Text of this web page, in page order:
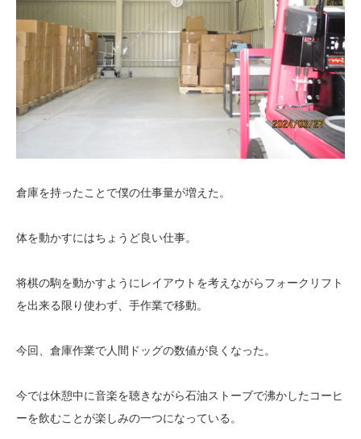
倉庫を持ったことで僕の仕事量が増えた。
体を動かすにはちょうど良い仕事。
将棋の駒を動かすようにレイアウトを考えながらフォークリフト
を出来る限り使わず、手作業で移動。
今回、倉庫作業で人間ドッグの数値が良くなった。
今では休憩中に音楽を聴きながら石油ストーブで沸かしたコーヒ
ーを飲むことが楽しみの一つになっている。